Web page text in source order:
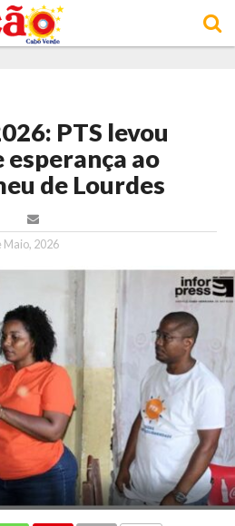
PTS levou
esperança ao
de Lourdes
Maio, 2026